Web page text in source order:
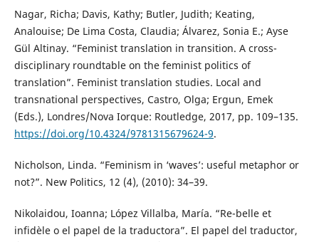
Nagar, Richa; Davis, Kathy; Butler, Judith; Keating,
Analouise; De Lima Costa, Claudia; Álvarez, Sonia E.; Ayse
Gül Altinay. “Feminist translation in transition. A cross-
disciplinary roundtable on the feminist politics of
translation”. Feminist translation studies. Local and
transnational perspectives, Castro, Olga; Ergun, Emek
(Eds.), Londres/Nova Iorque: Routledge, 2017, pp. 109–135.
https://doi.org/10.4324/9781315679624-9.
Nicholson, Linda. “Feminism in ‘waves’: useful metaphor or
not?”. New Politics, 12 (4), (2010): 34–39.
Nikolaidou, Ioanna; López Villalba, María. “Re-belle et
infidèle o el papel de la traductora”. El papel del traductor,